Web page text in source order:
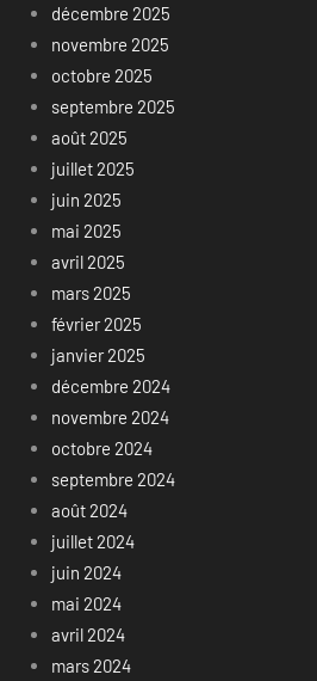
décembre 2025
novembre 2025
octobre 2025
septembre 2025
août 2025
juillet 2025
juin 2025
mai 2025
avril 2025
mars 2025
février 2025
janvier 2025
décembre 2024
novembre 2024
octobre 2024
septembre 2024
août 2024
juillet 2024
juin 2024
mai 2024
avril 2024
mars 2024